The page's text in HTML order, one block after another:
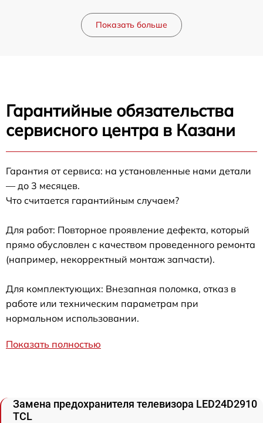
Показать больше
Гарантийные обязательства
сервисного центра в Казани
Гарантия от сервиса: на установленные нами детали
— до 3 месяцев.
Что считается гарантийным случаем?
Для работ: Повторное проявление дефекта, который
прямо обусловлен с качеством проведенного ремонта
(например, некорректный монтаж запчасти).
Для комплектующих: Внезапная поломка, отказ в
работе или техническим параметрам при
нормальном использовании.
Показать полностью
Замена предохранителя телевизора LED24D2910
TCL